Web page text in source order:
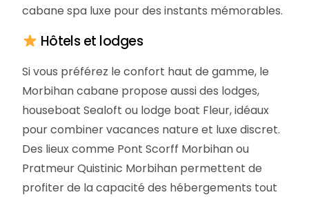
cabane spa luxe pour des instants mémorables.
Hôtels et lodges
Si vous préférez le confort haut de gamme, le
Morbihan cabane propose aussi des lodges,
houseboat Sealoft ou lodge boat Fleur, idéaux
pour combiner vacances nature et luxe discret.
Des lieux comme Pont Scorff Morbihan ou
Pratmeur Quistinic Morbihan permettent de
profiter de la capacité des hébergements tout